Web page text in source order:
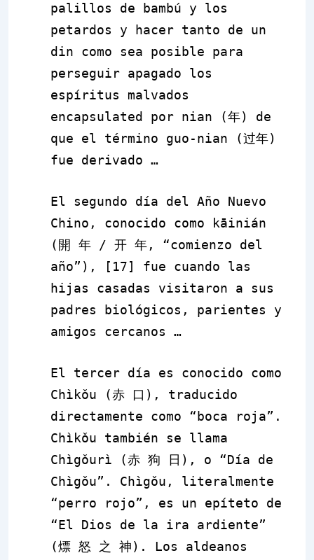
palillos de bambú y los
petardos y hacer tanto de un
din como sea posible para
perseguir apagado los
espíritus malvados
encapsulated por nian (年) de
que el término guo-nian (过年)
fue derivado …
El segundo día del Año Nuevo
Chino, conocido como
kāinián
( 開 年 / 开 年, “comienzo del
año”), [17] fue cuando las
hijas casadas visitaron a sus
padres biológicos, parientes y
amigos cercanos …
El tercer día es conocido como
Chìkǒu (赤 口 ), traducido
directamente como “boca roja”.
Chìkǒu también se llama
Chìgǒurì (赤 狗 日 ), o “Día de
Chìgǒu”. Chìgǒu, literalmente
“perro rojo”, es un epíteto de
“El Dios de la ira ardiente”
(熛 怒 之 神). Los aldeanos